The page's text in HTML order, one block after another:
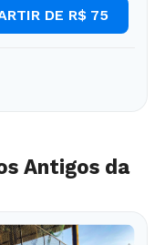
DE R$ 75
Antigos da